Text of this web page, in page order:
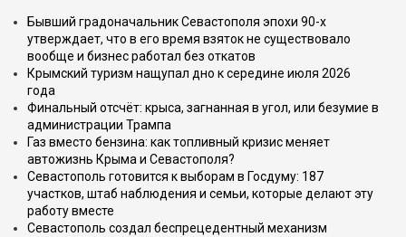
Бывший градоначальник Севастополя эпохи 90-х
утверждает, что в его время взяток не существовало
вообще и бизнес работал без откатов
Крымский туризм нащупал дно к середине июля 2026
года
Финальный отсчёт: крыса, загнанная в угол, или безумие в
администрации Трампа
Газ вместо бензина: как топливный кризис меняет
автожизнь Крыма и Севастополя?
Севастополь готовится к выборам в Госдуму: 187
участков, штаб наблюдения и семьи, которые делают эту
работу вместе
Севастополь создал беспрецедентный механизм